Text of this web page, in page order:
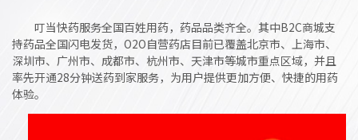
叮当快药服务全国百姓用药，药品品类齐全。其中B2C商城支
持药品全国闪电发货，O2O自营药店目前已覆盖北京市、上海市、
深圳市、广州市、成都市、杭州市、天津市等城市重点区域，并且
率先开通28分钟送药到家服务，为用户提供更加方便、快捷的用药
体验。